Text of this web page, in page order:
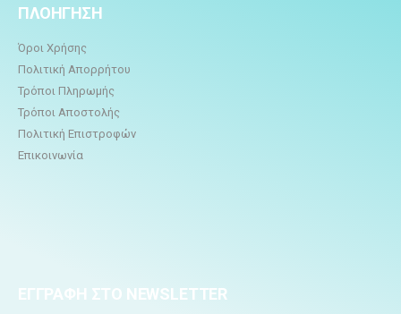
ΠΛΟΗΓΗΣΗ
Όροι Χρήσης
Πολιτική Απορρήτου
Τρόποι Πληρωμής
Τρόποι Αποστολής
Πολιτική Επιστροφών
Επικοινωνία
ΕΓΓΡΑΦΗ ΣΤΟ NEWSLETTER